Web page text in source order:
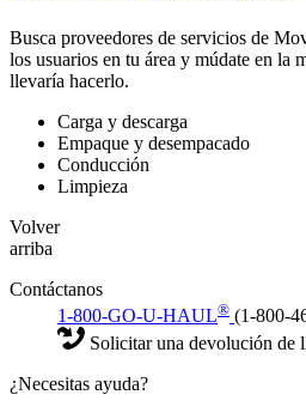
Busca proveedores de servicios de
los usuarios en tu área y múdate en la
llevaría hacerlo.
Carga y descarga
Empaque y desempacado
Conducción
Limpieza
Volver
arriba
Contáctanos
1-800-GO-U-HAUL® (1-800-
Solicitar una devolución de
¿Necesitas ayuda?